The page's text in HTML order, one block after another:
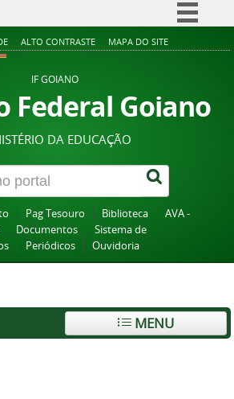
Simplifique!
Acesso à informação
Legislação
Canais
ALTO CONTRASTE MAPA DO SITE
IF GOIANO
Federal Goiano
DA EDUCAÇÃO
Pag Tesouro Biblioteca
AVA -
Documentos
Sistema de
Periódicos Ouvidoria
MENU